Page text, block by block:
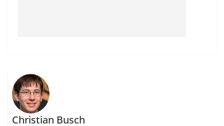
Christian Busch